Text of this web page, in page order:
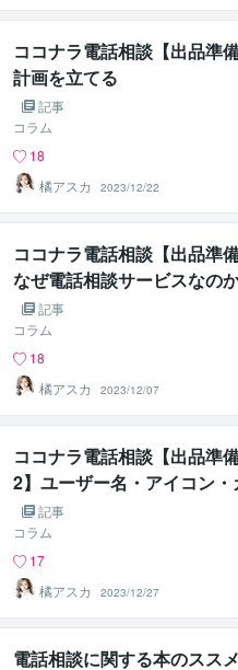
ココナラ電話相談【出品準
計画を立てる
記事
コラム
18
橘アスカ
2023/12/22
ココナラ電話相談【出品準
なぜ電話相談サービスなの
記事
コラム
18
橘アスカ
2023/12/07
ココナラ電話相談【出品準
2】ユーザー名・アイコン
記事
コラム
17
橘アスカ
2023/12/27
電話相談に関する本のスス